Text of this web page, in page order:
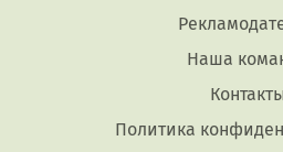
Наша
Политика